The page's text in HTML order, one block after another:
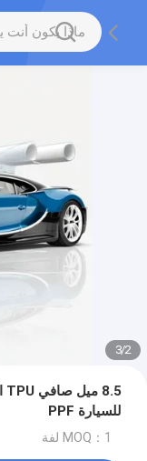
2
/
3
للسيارة PPF
MOQ：1 لفة